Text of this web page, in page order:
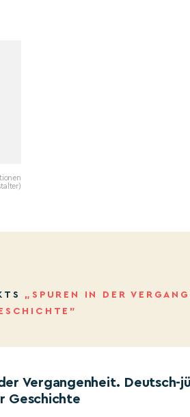
„SPUREN IN DER
Vergangenheit. Deutsch-
Geschichte